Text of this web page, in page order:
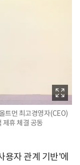
트먼 최고경영자(CEO)
제휴 체결 공동
용자 관계 기반'에